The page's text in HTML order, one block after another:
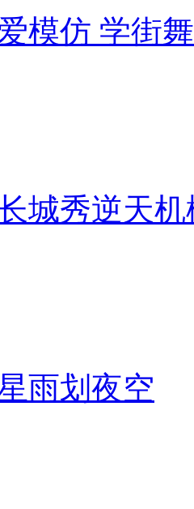
模仿 学街
城秀逆天机
雨划夜空